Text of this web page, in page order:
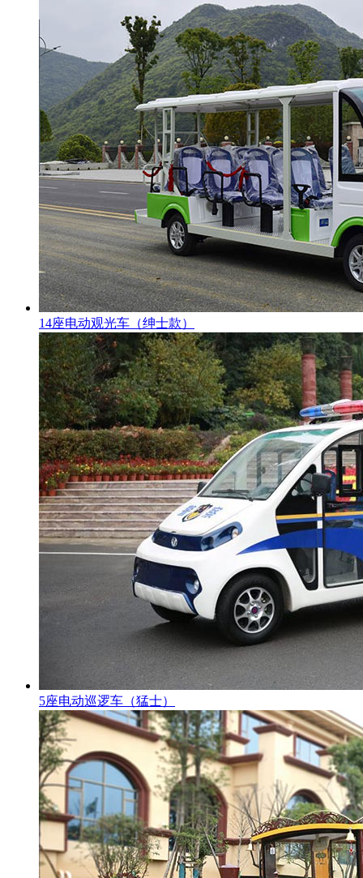
14座电动观光车（绅士款）
5座电动巡逻车（猛士）